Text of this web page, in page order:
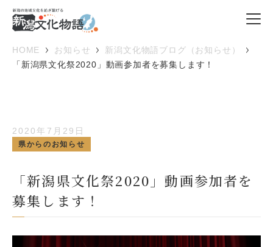
HOME お知らせ
新潟文化物語ブログ（お知らせ）
「新潟県文化祭2020」動画参加者を募集します！
2020年7月29日
県からのお知らせ
「新潟県文化祭2020」動画参加者を
募集します！